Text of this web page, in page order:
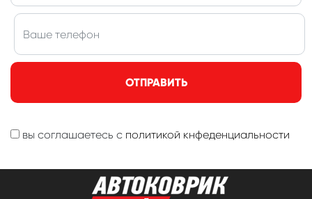
ОТПРАВИТЬ
вы соглашаетесь с политикой кнфеденциальности